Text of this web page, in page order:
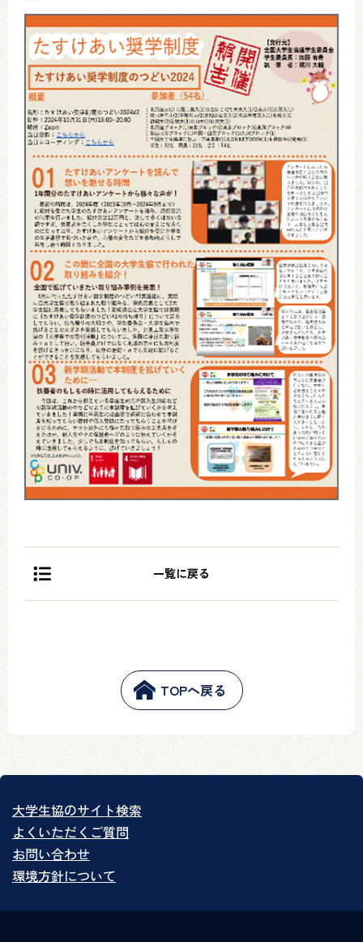
一覧に戻る
TOPへ戻る
大学生協のサイト検索
よくいただくご質問
お問い合わせ
環境方針について